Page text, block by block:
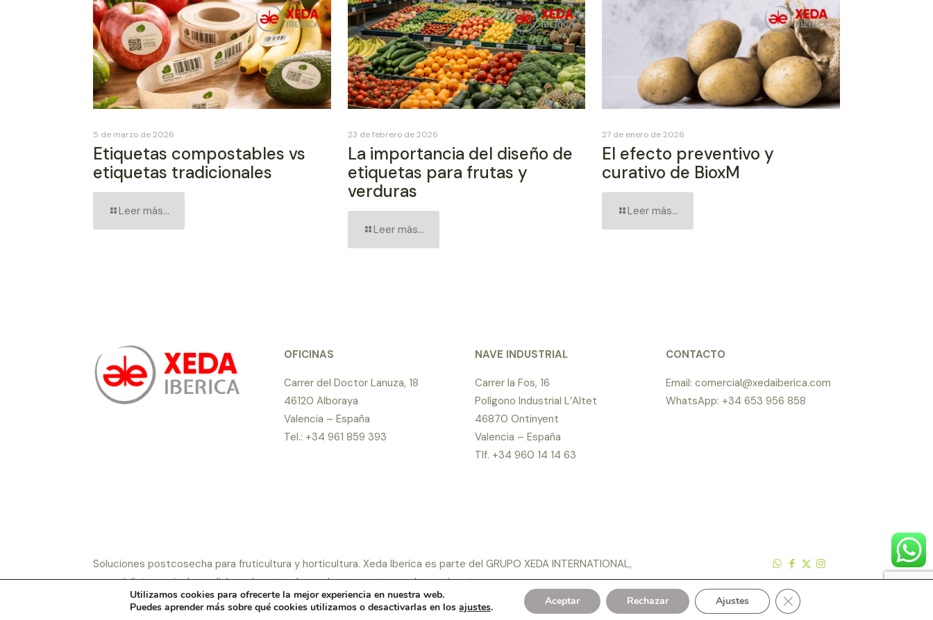
5 de marzo de 2026
Etiquetas compostables vs
etiquetas tradicionales
Leer más...
23 de febrero de 2026
La importancia del diseño de
etiquetas para frutas y
verduras
Leer más...
27 de enero de 2026
El efecto preventivo y
curativo de BioxM
Leer más...
OFICINAS
Carrer del Doctor Lanuza, 18
46120 Alboraya
Valencia – España
Tel.: +34 961 859 393
NAVE INDUSTRIAL
Carrer la Fos, 16
Polígono Industrial L’Altet
46870 Ontinyent
Valencia – España
Tlf. +34 960 14 14 63
CONTACTO
Email: comercial@xedaiberica.com
WhatsApp: +34 653 956 858
Soluciones postcosecha para fruticultura y horticultura. Xeda Iberica es parte del GRUPO XEDA INTERNATIONAL,
especialistas a nivel mundial en el sector de productos postcosecha y etiquetas.
© 2022 Xeda Ibérica S.L.| Aviso legal|Política de privacidad| Política de cookies Diseñado por Infomeik
Utilizamos cookies para ofrecerte la mejor experiencia en nuestra web.
Puedes aprender más sobre qué cookies utilizamos o desactivarlas en losajustes. Aceptar Rechazar Ajustes Cerrar el banner de cookies